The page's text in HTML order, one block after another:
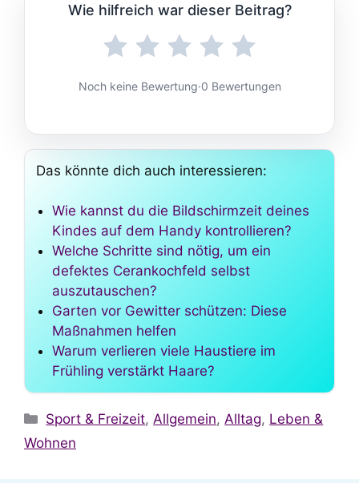
Wie hilfreich war dieser Beitrag?
Noch keine Bewertung·0 Bewertungen
Das könnte dich auch interessieren:
Wie kannst du die Bildschirmzeit deines
Kindes auf dem Handy kontrollieren?
Welche Schritte sind nötig, um ein
defektes Cerankochfeld selbst
auszutauschen?
Garten vor Gewitter schützen: Diese
Maßnahmen helfen
Warum verlieren viele Haustiere im
Frühling verstärkt Haare?
Kategorien
Sport & Freizeit,Allgemein,Alltag, Leben &
Wohnen